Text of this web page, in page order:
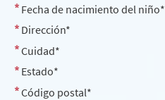
Fecha de nacimiento del niño*
Dirección*
Cuidad*
Estado*
Código postal*